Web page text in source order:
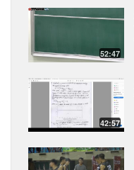
52:47
42:57